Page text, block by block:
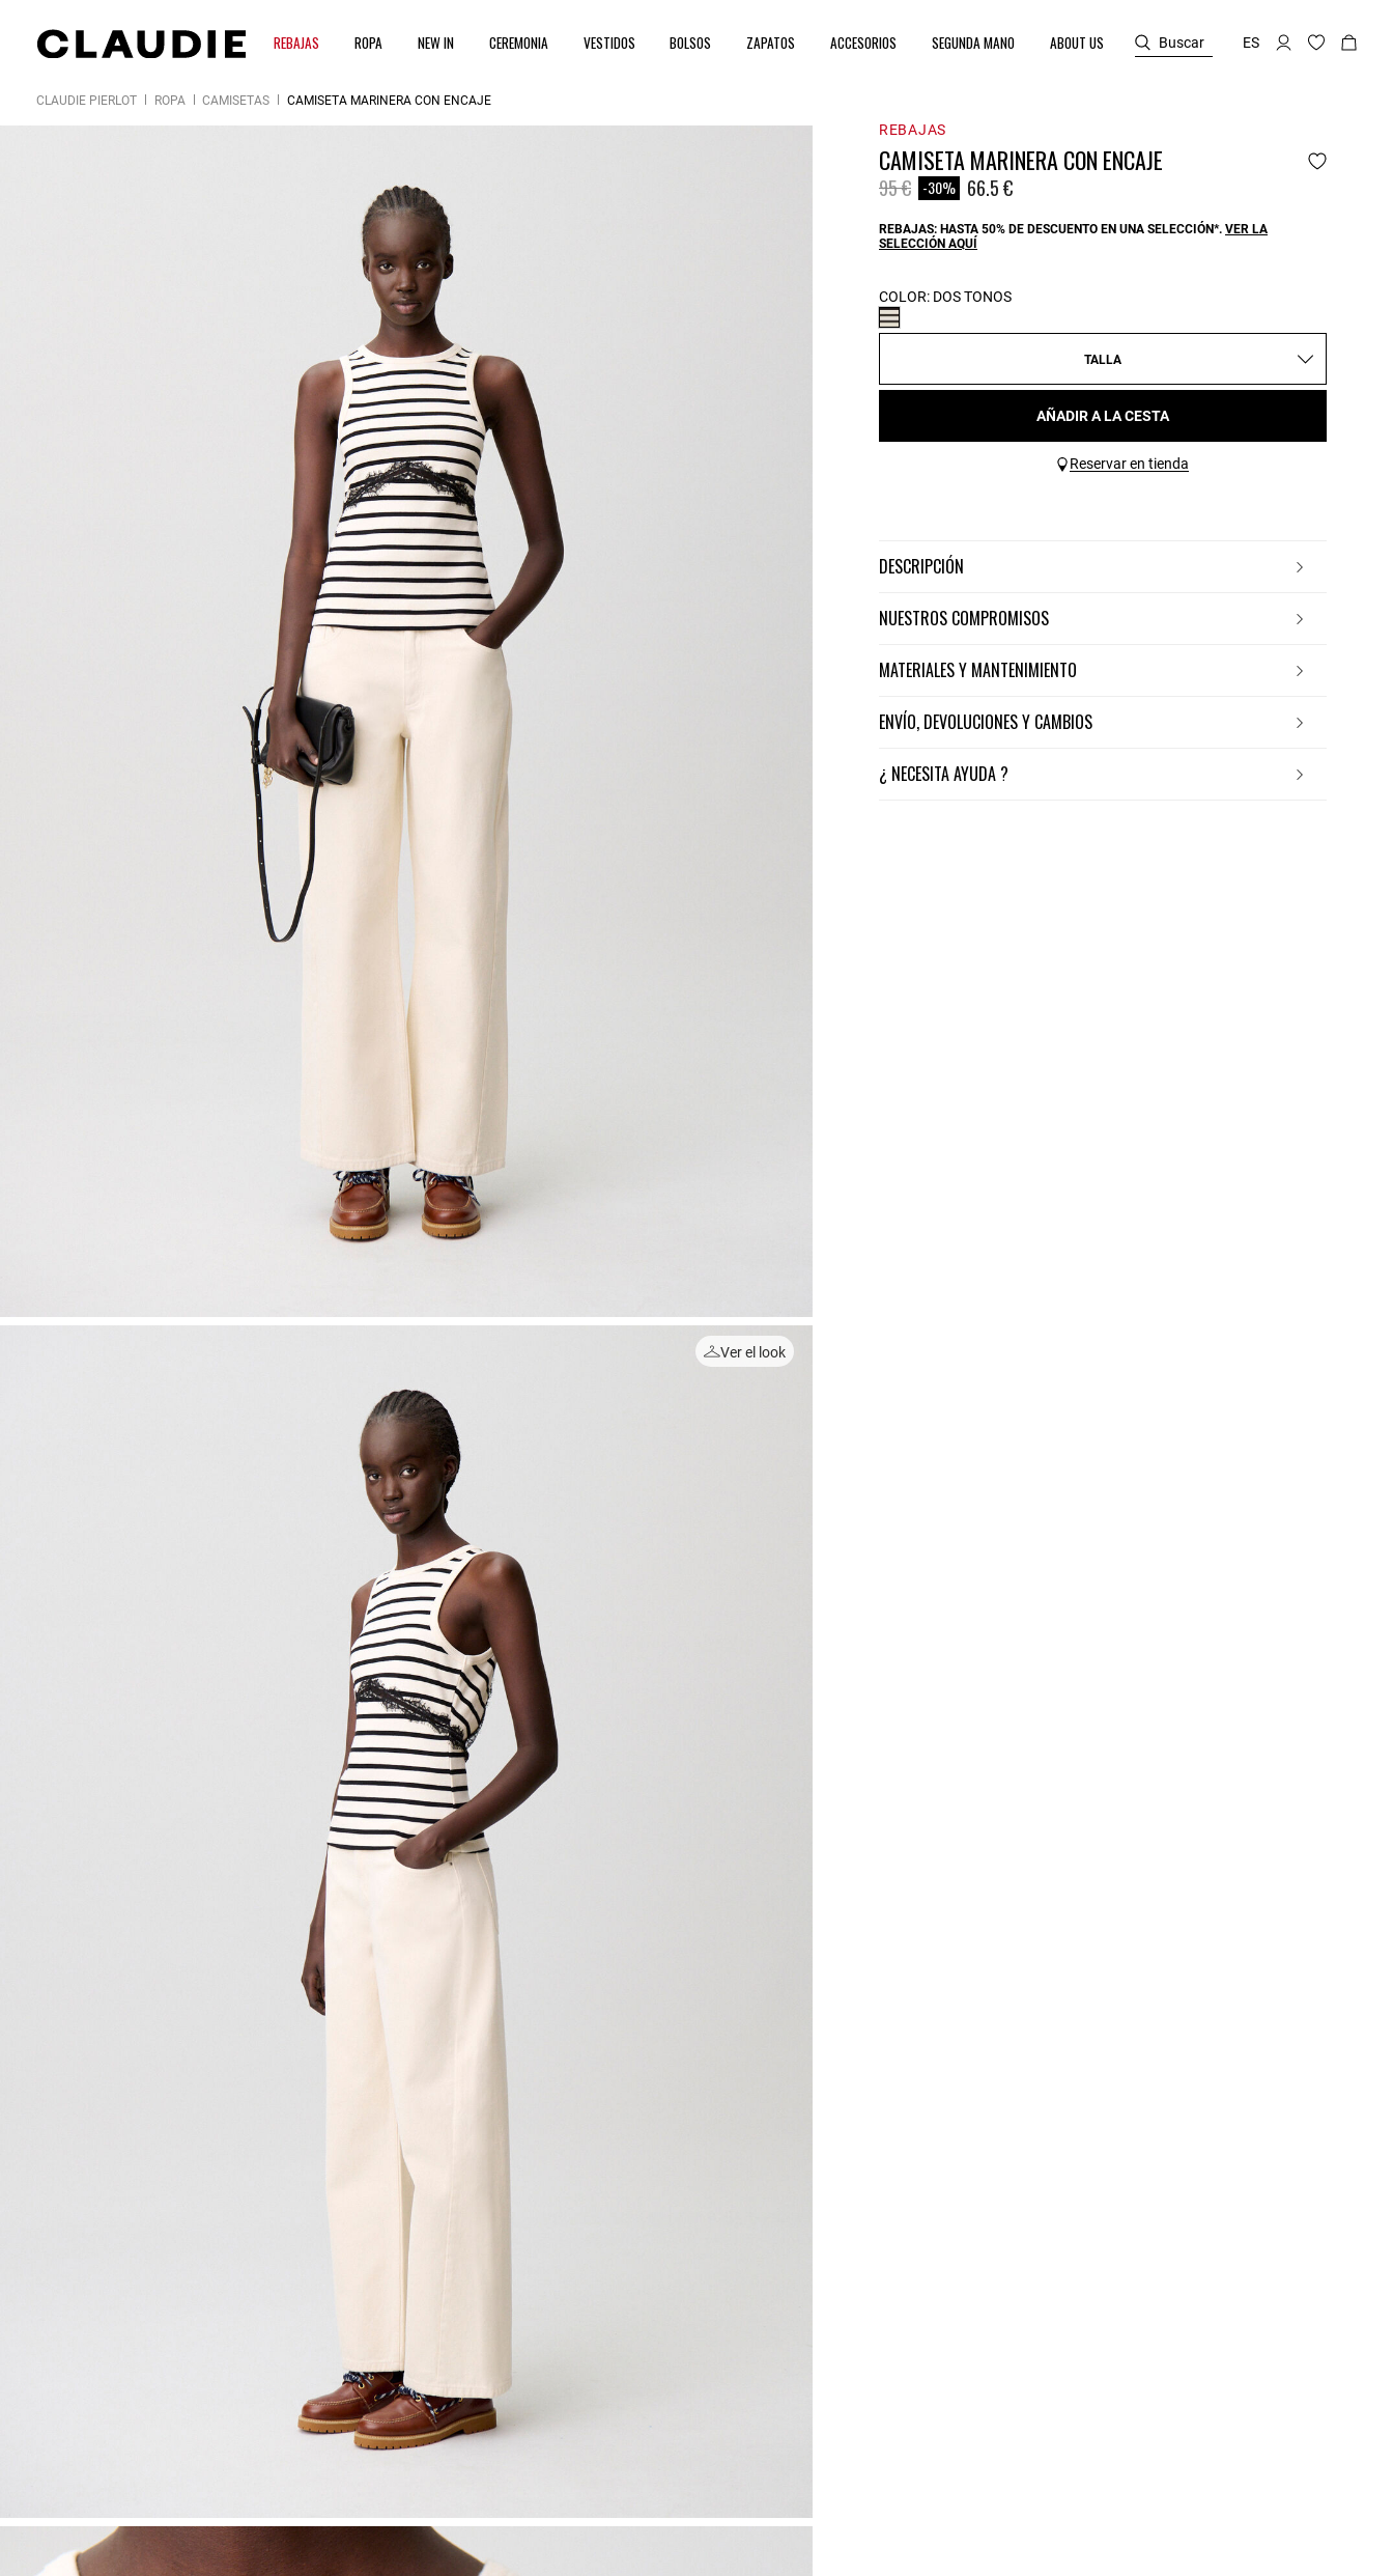
REBAJAS ROPA NEW IN CEREMONIA VESTIDOS BOLSOS ZAPATOS ACCESORIOS SEGUNDA MANO ABOUT US Buscar ES
CLAUDIE PIERLOT ROPA CAMISETAS CAMISETA MARINERA CON ENCAJE
Ver el look
REBAJAS
CAMISETA MARINERA CON ENCAJE
Price reduced from
95 €to-30% 66.5 €
REBAJAS: HASTA 50% DE DESCUENTO EN UNA SELECCIÓN*. VER LA
SELECCIÓN AQUÍ
COLOR: DOS TONOS
TALLA
AÑADIR A LA CESTA
Reservar en tienda
DESCRIPCIÓN
NUESTROS COMPROMISOS
MATERIALES Y MANTENIMIENTO
ENVÍO, DEVOLUCIONES Y CAMBIOS
¿ NECESITA AYUDA ?